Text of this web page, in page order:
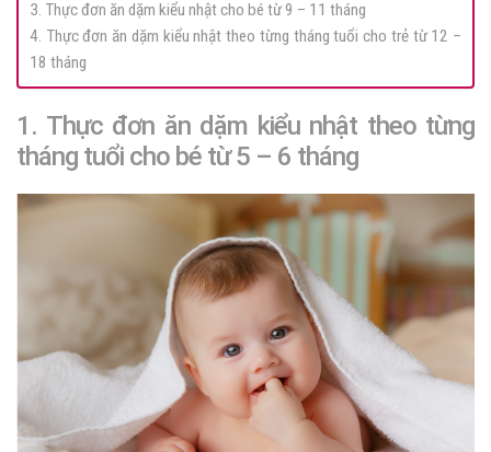
3. Thực đơn ăn dặm kiểu nhật cho bé từ 9 – 11 tháng
4. Thực đơn ăn dặm kiểu nhật theo từng tháng tuổi cho trẻ từ 12 –
18 tháng
1. Thực đơn ăn dặm kiểu nhật theo từng
tháng tuổi cho bé từ 5 – 6 tháng